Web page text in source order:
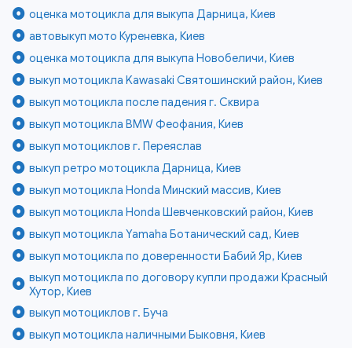
оценка мотоцикла для выкупа Дарница, Киев
автовыкуп мото Куреневка, Киев
оценка мотоцикла для выкупа Новобеличи, Киев
выкуп мотоцикла Kawasaki Святошинский район, Киев
выкуп мотоцикла после падения г. Сквира
выкуп мотоцикла BMW Феофания, Киев
выкуп мотоциклов г. Переяслав
выкуп ретро мотоцикла Дарница, Киев
выкуп мотоцикла Honda Минский массив, Киев
выкуп мотоцикла Honda Шевченковский район, Киев
выкуп мотоцикла Yamaha Ботанический сад, Киев
выкуп мотоцикла по доверенности Бабий Яр, Киев
выкуп мотоцикла по договору купли продажи Красный
Хутор, Киев
выкуп мотоциклов г. Буча
выкуп мотоцикла наличными Быковня, Киев